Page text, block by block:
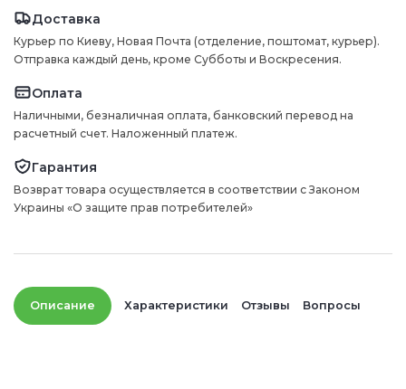
Доставка
Курьер по Киеву, Новая Почта (отделение, поштомат, курьер).
Отправка каждый день, кроме Субботы и Воскресения.
Оплата
Наличными, безналичная оплата, банковский перевод на
расчетный счет. Наложенный платеж.
Гарантия
Возврат товара осуществляется в соответствии с Законом
Украины «О защите прав потребителей»
Описание Характеристики Отзывы Вопросы